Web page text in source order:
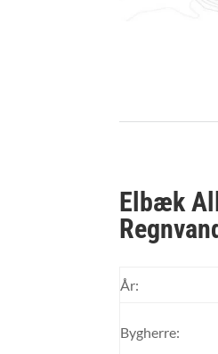
Elbæk
År:
Bygherre: